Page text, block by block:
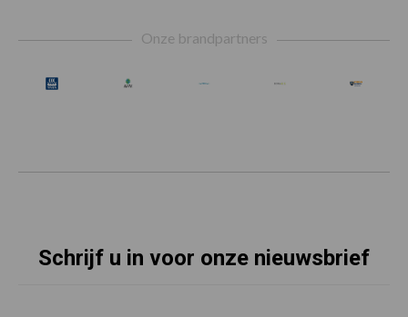
Onze brandpartners
Schrijf u in voor onze nieuwsbrief